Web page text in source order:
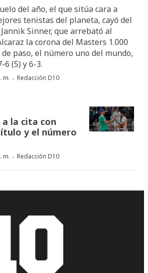
del año, el que sitúa cara a
tenistas del planeta, cayó del
Sinner, que arrebató al
la corona del Masters 1.000
paso, el número uno del mundo,
(5) y 6-3.
m. · Redacción D10
a la cita con
y el número
m. · Redacción D10